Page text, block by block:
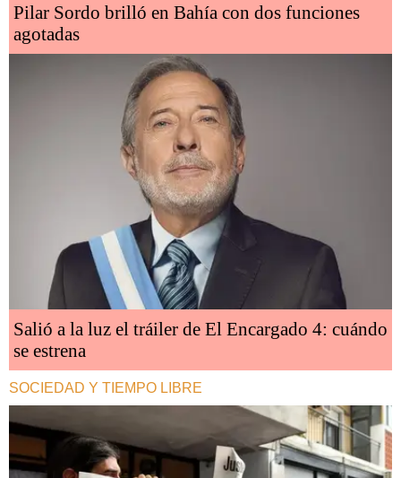
Pilar Sordo brilló en Bahía con dos funciones
agotadas
Salió a la luz el tráiler de El Encargado 4: cuándo
se estrena
SOCIEDAD Y TIEMPO LIBRE